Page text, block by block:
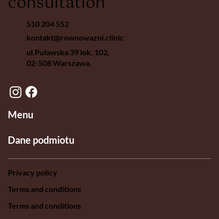
510 204 552
kontakt@rownowazni.clinic
ul.Puławska 39 lok. 102,
02-508 Warszawa.
Dane podmiotu
Menu
Privacy policy
Terms and conditions
Terms and conditions